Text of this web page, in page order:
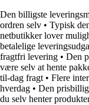
Den billigste
ordren selv • Typisk
netbutikker lover
betalelige
fragtfri levering • Den
være selv at hente
til-dag fragt • Flere
hverdag • Den
du selv henter